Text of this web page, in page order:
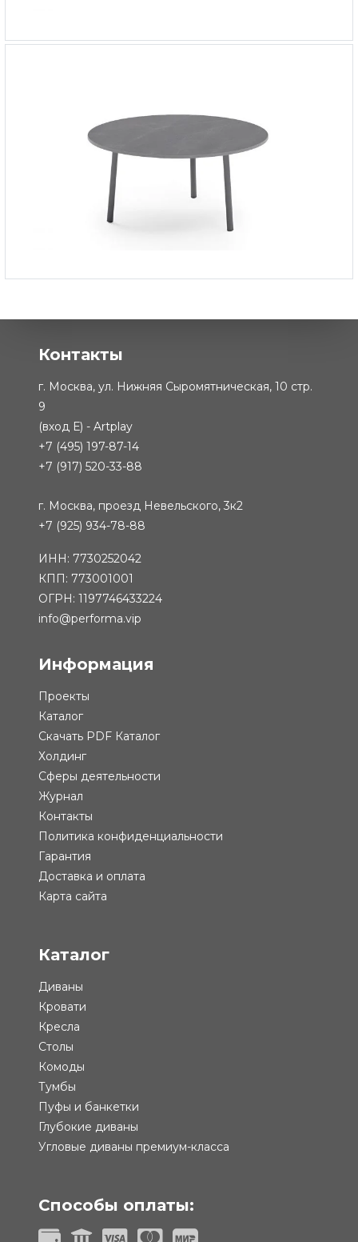
Контакты
г. Москва, ул. Нижняя Сыромятническая, 10 стр.
9
(вход Е) - Artplay
+7 (495) 197-87-14
+7 (917) 520-33-88
г. Москва, проезд Невельского, 3к2
+7 (925) 934-78-88
ИНН: 7730252042
КПП: 773001001
ОГРН: 1197746433224
info@performa.vip
Информация
Проекты
Каталог
Скачать PDF Каталог
Холдинг
Сферы деятельности
Журнал
Контакты
Политика конфиденциальности
Гарантия
Доставка и оплата
Карта сайта
Каталог
Диваны
Кровати
Кресла
Столы
Комоды
Тумбы
Пуфы и банкетки
Глубокие диваны
Угловые диваны премиум-класса
Способы оплаты: